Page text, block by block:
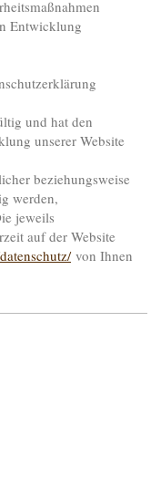
Entwicklung
und hat den
unserer Website
beziehungsweise
werden,
jeweils
auf der Website
von Ihnen